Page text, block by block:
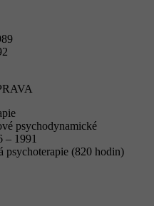
psychodynamické
– 1991
psychoterapie (820 hodin)